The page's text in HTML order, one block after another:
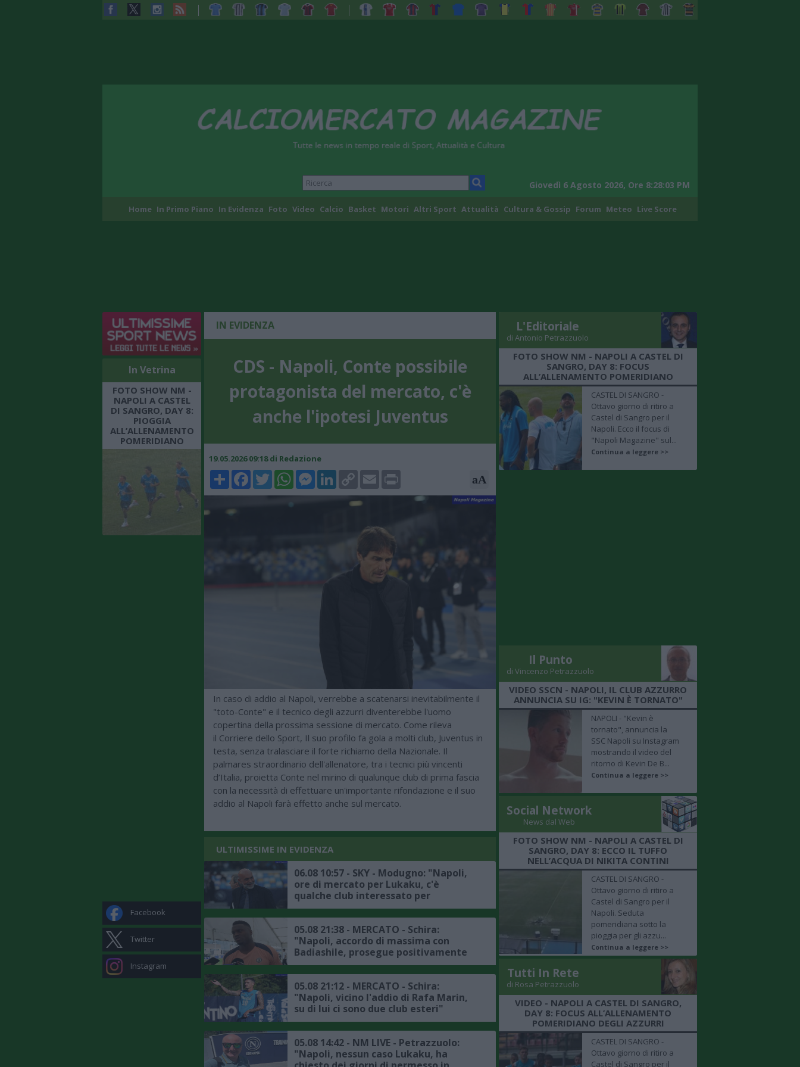
Giovedì 6 Agosto 2026, Ore 8:28:04 PM
Home In Primo Piano In Evidenza Foto Video Calcio Basket Motori Altri Sport Attualità Cultura & Gossip Forum Meteo Live Score
In Vetrina
FOTO SHOW NM -
NAPOLI A CASTEL
DI SANGRO, DAY 8:
PIOGGIA
ALL’ALLENAMENTO
POMERIDIANO
Facebook
Twitter
Instagram
IN EVIDENZA
CDS - Napoli, Conte possibile
protagonista del mercato, c'è
anche l'ipotesi Juventus
19.05.2026 09:18 di Redazione
ShareFacebookTwitterWhatsAppMessenger
LinkedIn
Copy
Link
Email Print aA
In caso di addio al Napoli, verrebbe a scatenarsi inevitabilmente il
"toto-Conte" e il tecnico degli azzurri diventerebbe l'uomo
copertina della prossima sessione di mercato. Come rileva
il Corriere dello Sport, Il suo profilo fa gola a molti club, Juventus in
testa, senza tralasciare il forte richiamo della Nazionale. Il
palmares straordinario dell'allenatore, tra i tecnici più vincenti
d’Italia, proietta Conte nel mirino di qualunque club di prima fascia
con la necessità di effettuare un'importante rifondazione e il suo
addio al Napoli farà effetto anche sul mercato.
ULTIMISSIME IN EVIDENZA
06.08 10:57 - SKY - Modugno: "Napoli,
ore di mercato per Lukaku, c'è
qualche club interessato per
l'attaccante belga, l'Atlanta non è in
pole"
05.08 21:38 - MERCATO - Schira:
"Napoli, accordo di massima con
Badiashile, prosegue positivamente
la trattativa con il Chelsea, ecco i
dettagli"
05.08 21:12 - MERCATO - Schira:
"Napoli, vicino l'addio di Rafa Marin,
su di lui ci sono due club esteri"
05.08 14:42 - NM LIVE - Petrazzuolo:
"Napoli, nessun caso Lukaku, ha
L'Editoriale
di Antonio Petrazzuolo
FOTO SHOW NM - NAPOLI A CASTEL DI
SANGRO, DAY 8: FOCUS
ALL’ALLENAMENTO POMERIDIANO
CASTEL DI SANGRO -
Ottavo giorno di ritiro a
Castel di Sangro per il
Napoli. Ecco il focus di
"Napoli Magazine" sul...
Continua a leggere >>
Il Punto
di Vincenzo Petrazzuolo
VIDEO SSCN - NAPOLI, IL CLUB AZZURRO
ANNUNCIA SU IG: "KEVIN È TORNATO"
NAPOLI - "Kevin è
tornato", annuncia la
SSC Napoli su Instagram
mostrando il video del
ritorno di Kevin De B...
Continua a leggere >>
Social Network
News dal Web
FOTO SHOW NM - NAPOLI A CASTEL DI
SANGRO, DAY 8: ECCO IL TUFFO
NELL’ACQUA DI NIKITA CONTINI
CASTEL DI SANGRO -
Ottavo giorno di ritiro a
Castel di Sangro per il
Napoli. Seduta
pomeridiana sotto la
pioggia per gli azzu...
Continua a leggere >>
Tutti In Rete
di Rosa Petrazzuolo
VIDEO - NAPOLI A CASTEL DI SANGRO,
DAY 8: FOCUS ALL’ALLENAMENTO
POMERIDIANO DEGLI AZZURRI
CASTEL DI SANGRO -
Ottavo giorno di ritiro a
Castel di Sangro per il